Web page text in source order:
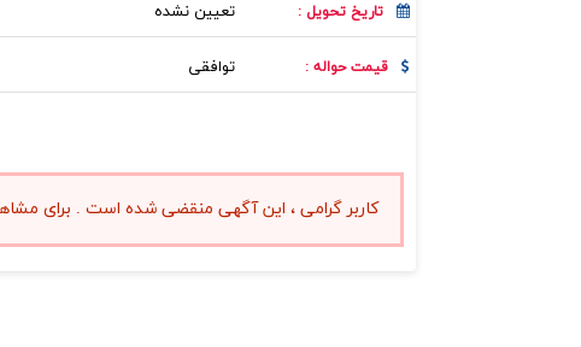
تاریخ تحویل : تعیین نشده
قیمت حواله : توافقی
کاربر گرامی ، این آگهی منقضی شده است . برای